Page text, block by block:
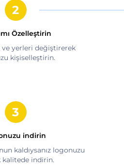
Özelleştirin
ve yerleri değiştirerek
kişiselleştirin.
indirin
kaldıysanız logonuzu
kalitede indirin.